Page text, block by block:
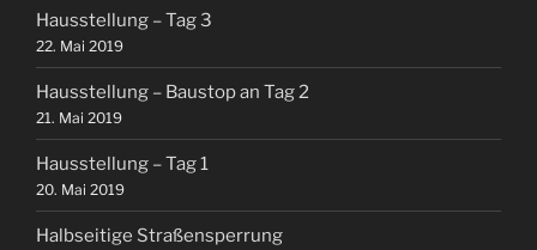
Hausstellung – Tag 3
22. Mai 2019
Hausstellung – Baustop an Tag 2
21. Mai 2019
Hausstellung – Tag 1
20. Mai 2019
Halbseitige Straßensperrung